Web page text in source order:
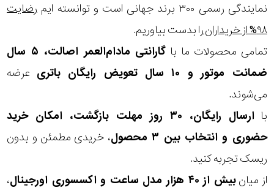
نمایندگی رسمی ۳۰۰ برند جهانی است و توانسته ایم
رضایت
۹۸% از خریداران
را بدست بیاوریم.
تمامی محصولات ما با
گارانتی مادام‌العمر اصالت، ۵ سال
ضمانت موتور و ۱۰ سال تعویض رایگان باتری
عرضه
می‌شوند.
با
ارسال رایگان، ۳۰ روز مهلت بازگشت، امکان خرید
حضوری و انتخاب بین ۳ محصول
، خریدی مطمئن و بدون
ریسک تجربه کنید.
از میانبیش از ۴۰ هزار مدل ساعت و اکسسوری اورجینال
،